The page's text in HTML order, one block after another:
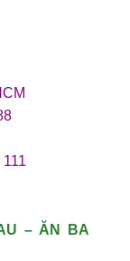
– ĂN BA